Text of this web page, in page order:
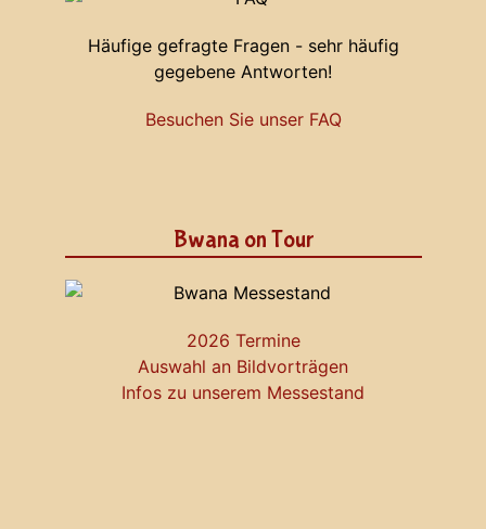
Häufige gefragte Fragen - sehr häufig
gegebene Antworten!
Besuchen Sie unser FAQ
Bwana on Tour
2026 Termine
Auswahl an Bildvorträgen
Infos zu unserem Messestand